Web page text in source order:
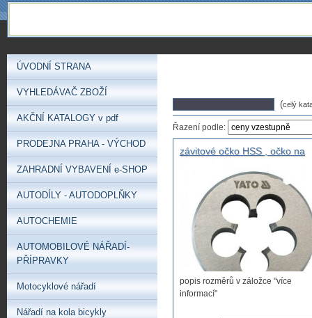
(celý
Řazení podle:
závitové očko HSS , očko na
kruhová HSS, M4, M5, M6,
M8, M10, M12, M16, M18,
M22, M24, M27, M30
popis rozměrů v záložce "více
informací"
ÚVODNÍ STRANA
VYHLEDÁVAČ ZBOŽÍ
AKČNÍ KATALOGY v pdf
PRODEJNA PRAHA - VÝCHOD
ZAHRADNÍ VYBAVENÍ e-SHOP
AUTODÍLY - AUTODOPLŇKY
AUTOCHEMIE
AUTOMOBILOVÉ NÁŘADÍ-
PŘÍPRAVKY
Motocyklové nářadí
Nářadí na kola bicykly